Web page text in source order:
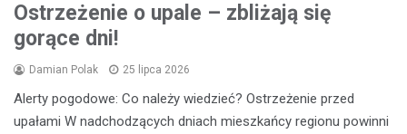
Ostrzeżenie o upale – zbliżają się
gorące dni!
Damian Polak 25 lipca 2026
Alerty pogodowe: Co należy wiedzieć? Ostrzeżenie przed
upałami W nadchodzących dniach mieszkańcy regionu powinni